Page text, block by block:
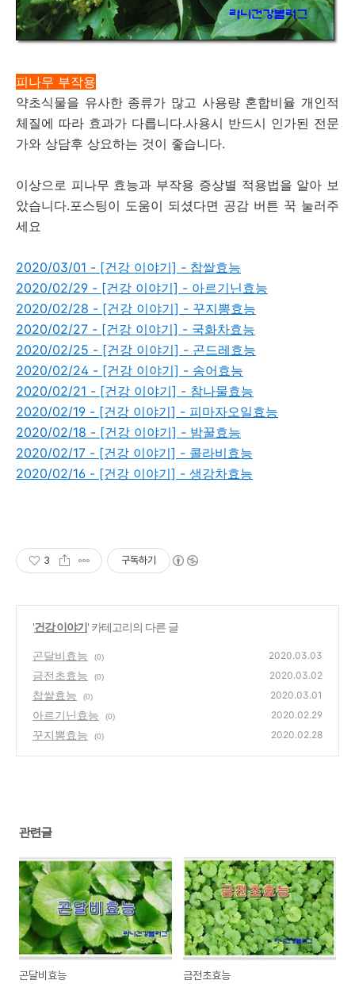
피나무 부작용
약초식물을 유사한 종류가 많고 사용량 혼합비율 개인적
체질에 따라 효과가 다릅니다.사용시 반드시 인가된 전문
가와 상담후 상요하는 것이 좋습니다.
이상으로 피나무 효능과 부작용 증상별 적용법을 알아 보
았습니다.포스팅이 도움이 되셨다면 공감 버튼 꾹 눌러주
세요
2020/03/01 - [건강 이야기] - 찹쌀효능
2020/02/29 - [건강 이야기] - 아르기닌효능
2020/02/28 - [건강 이야기] - 꾸지뽕효능
2020/02/27 - [건강 이야기] - 국화차효능
2020/02/25 - [건강 이야기] - 곤드레효능
2020/02/24 - [건강 이야기] - 송어효능
2020/02/21 - [건강 이야기] - 참나물효능
2020/02/19 - [건강 이야기] - 피마자오일효능
2020/02/18 - [건강 이야기] - 밤꿀효능
2020/02/17 - [건강 이야기] - 콜라비효능
2020/02/16 - [건강 이야기] - 생강차효능
3 구독하기
'건강 이야기' 카테고리의 다른 글
곤달비효능 (0) 2020.03.03
금전초효능 (0) 2020.03.02
찹쌀효능 (0) 2020.03.01
아르기닌효능 (0) 2020.02.29
꾸지뽕효능 (0) 2020.02.28
관련글
곤달비효능 금전초효능